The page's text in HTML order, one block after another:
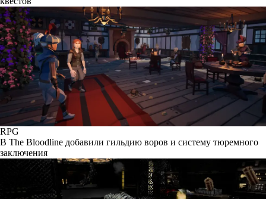
RPG
В The Bloodline добавили гильдию воров и систему тюремного
заключения